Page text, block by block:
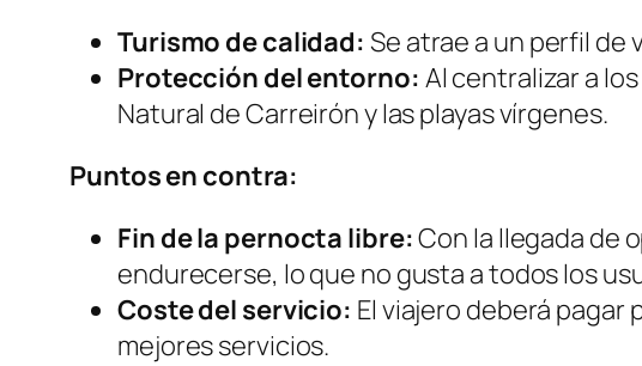
Turismo de calidad: Se atrae a un perfil de
Protección del entorno: Al centralizar a
Natural de Carreirón y las playas vírgenes.
Puntos en contra:
Fin de la pernocta libre:Con la llegada de
endurecerse, lo que no gusta a todos los
Coste del servicio: El viajero deberá pagar
mejores servicios.